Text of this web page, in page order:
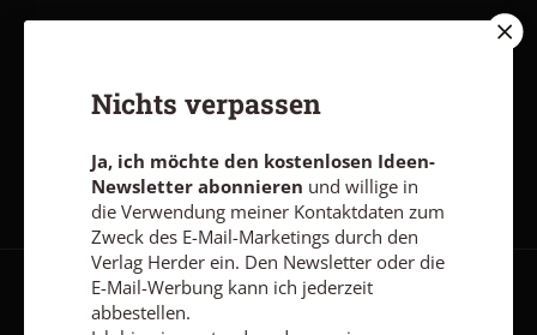
AGB und Widerrufsbelehrung Datenschutz
Nichts verpassen
Ja, ich möchte den kostenlosen Ideen-
Newsletter abonnieren und willige in
die Verwendung meiner Kontaktdaten zum
Zweck des E-Mail-Marketings durch den
Verlag Herder ein. Den Newsletter oder die
E-Mail-Werbung kann ich jederzeit
abbestellen.